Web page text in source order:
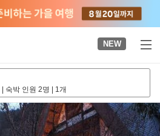
NEW
| 숙박 인원 2명 | 1개